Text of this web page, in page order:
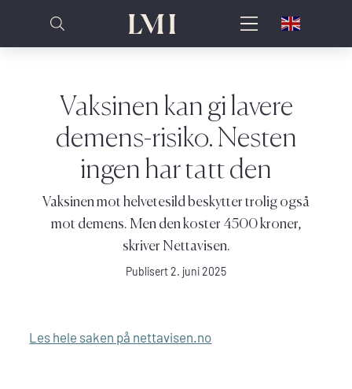
Vaksinen kan gi lavere
demens-risiko. Nesten
ingen har tatt den
Vaksinen mot helvetesild beskytter trolig også
mot demens. Men den koster 4500 kroner,
skriver Nettavisen.
Publisert 2. juni 2025
Les hele saken på nettavisen.no